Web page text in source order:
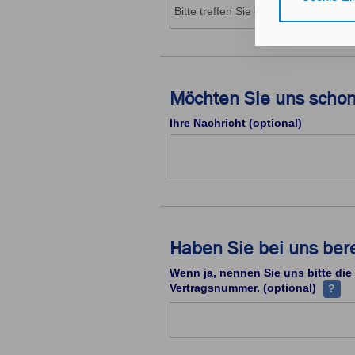
Gerät bzw.
25 Abs. 1
nicht
Zusätzlich
Möchten Sie uns
Ihre Nachricht (optional)
Haben Sie bei uns
Wenn ja, nennen Sie uns bitte die
Vertragsnummer. (optional)
Ihre
?